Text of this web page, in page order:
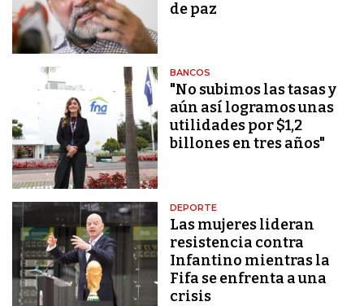
de paz
BANCOS
"No subimos las tasas y
aún así logramos unas
utilidades por $1,2
billones en tres años"
DEPORTE
Las mujeres lideran
resistencia contra
Infantino mientras la
Fifa se enfrenta a una
crisis